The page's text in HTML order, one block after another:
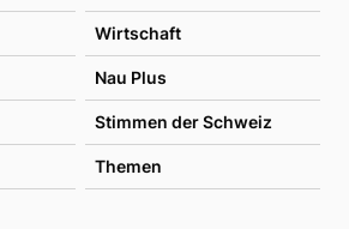
Wirtschaft
Nau Plus
Stimmen der Schweiz
Themen